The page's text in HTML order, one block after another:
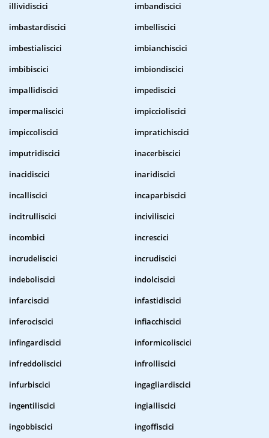
illividiscici
imbandiscici
imbastardiscici
imbelliscici
imbestialiscici
imbianchiscici
imbibiscici
imbiondiscici
impallidiscici
impediscici
impermaliscici
impiccioliscici
impiccoliscici
impratichiscici
imputridiscici
inacerbiscici
inacidiscici
inaridiscici
incalliscici
incaparbiscici
incitrulliscici
inciviliscici
incombici
increscici
incrudeliscici
incrudiscici
indeboliscici
indolciscici
infarciscici
infastidiscici
inferociscici
infiacchiscici
infingardiscici
informicoliscici
infreddoliscici
infrolliscici
infurbiscici
ingagliardiscici
ingentiliscici
ingialliscici
ingobbiscici
ingoffiscici